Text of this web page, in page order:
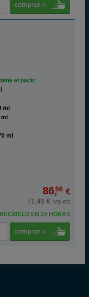
comprar >
el pack:
ml
ml
86,50 €
71,49 € iva ex
RECÍBELO EN 24 HORAS
comprar >